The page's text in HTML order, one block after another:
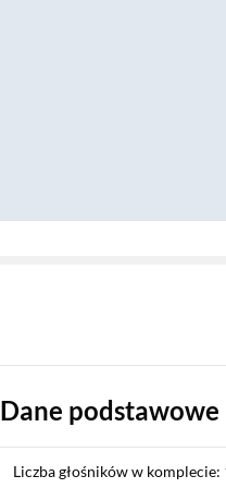
Dane podstawowe
Liczba głośników w komplecie: